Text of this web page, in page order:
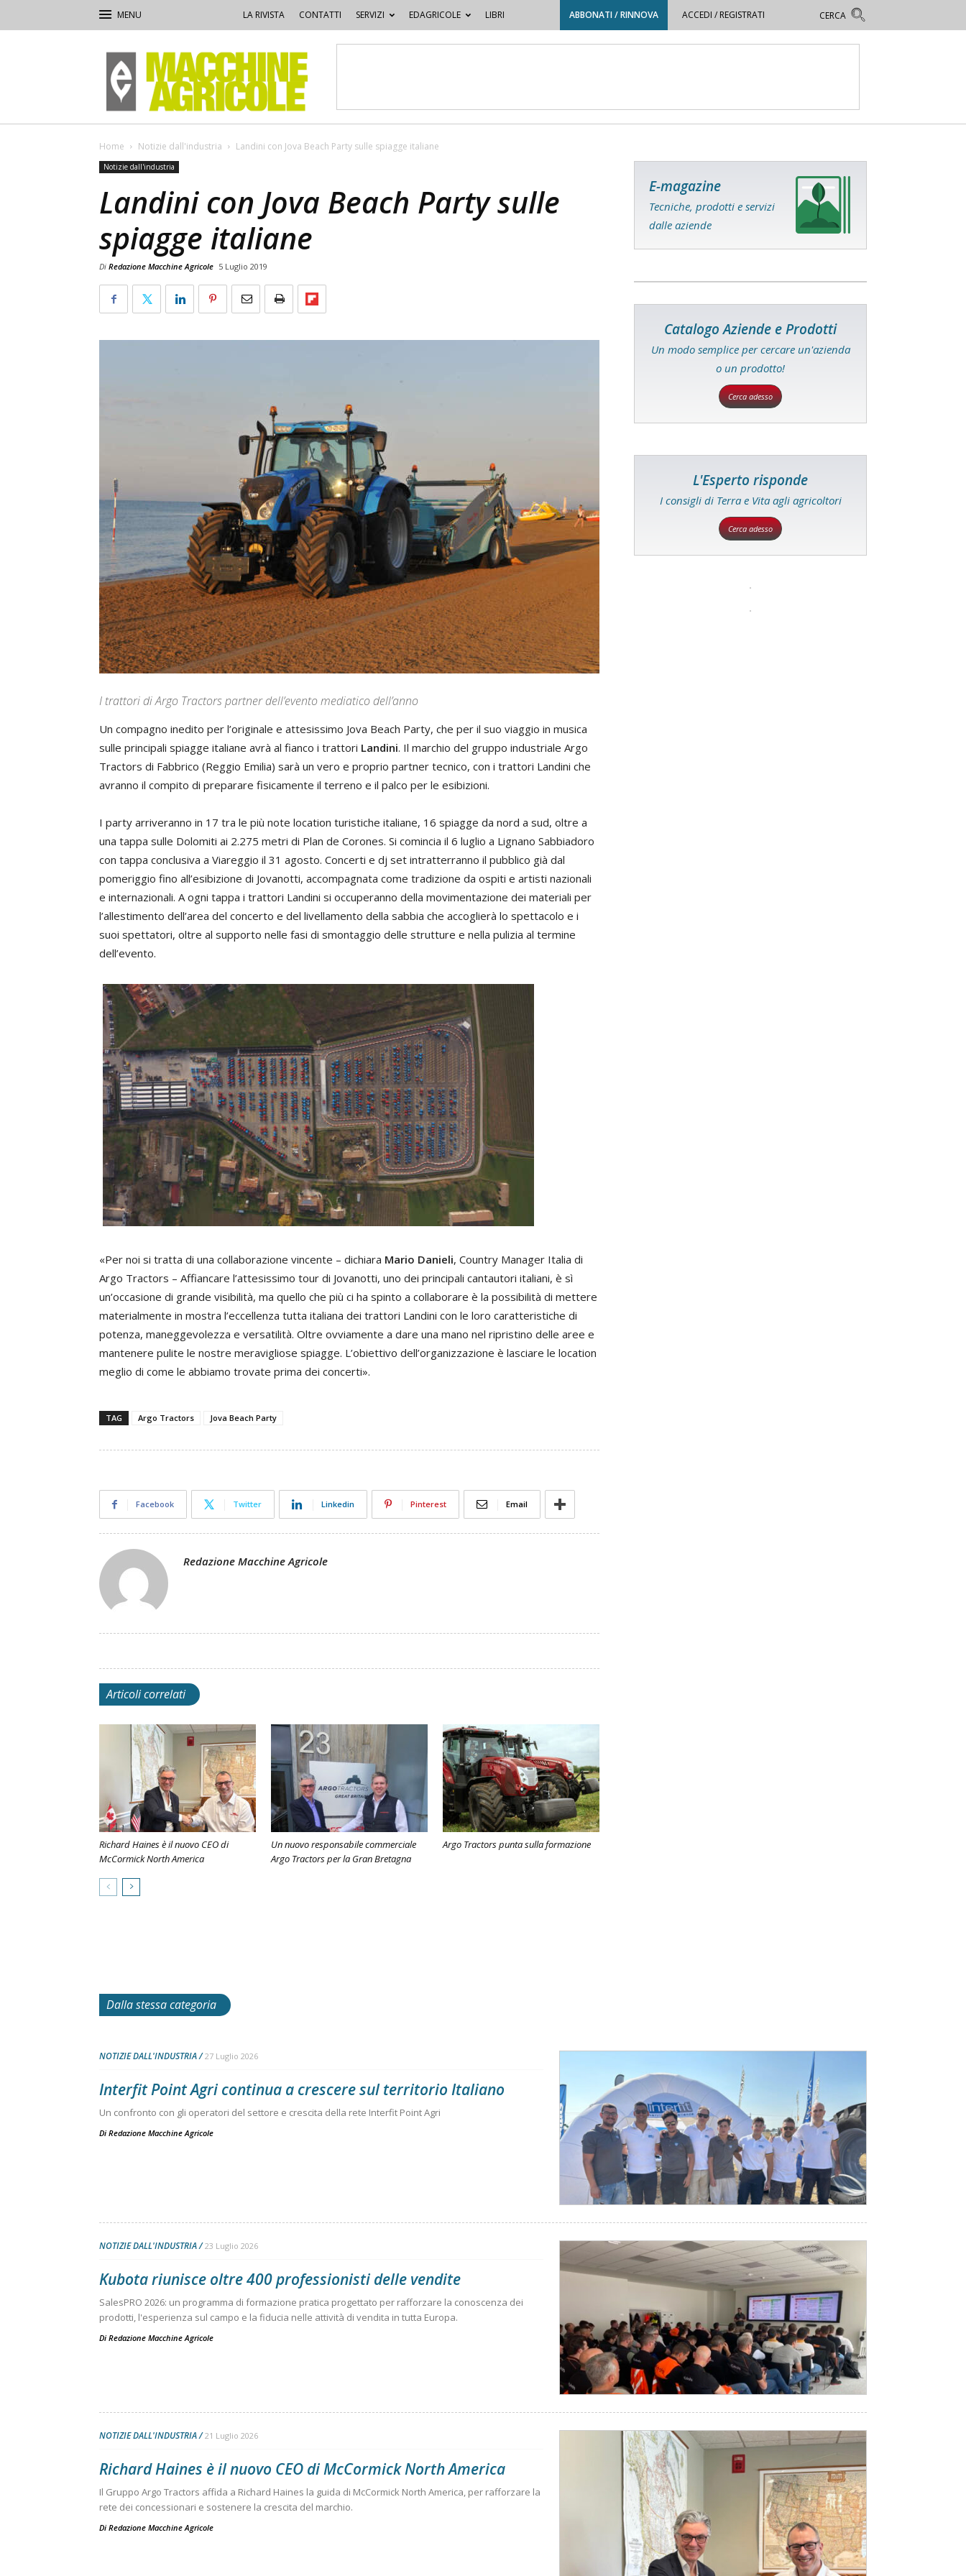
LA RIVISTA CONTATTI SERVIZI EDAGRICOLE LIBRI ABBONATI / RINNOVA ACCEDI / REGISTRATI
Macchine
Agricole
Home Notizie dall'industria Landini con Jova Beach Party sulle spiagge italiane
Notizie dall'industria
Landini con Jova Beach Party sulle
spiagge italiane
Di Redazione Macchine Agricole 5 Luglio 2019
I trattori di Argo Tractors partner dell’evento mediatico dell’anno
Un compagno inedito per l’originale e attesissimo Jova Beach Party, che per il suo viaggio in musica
sulle principali spiagge italiane avrà al fianco i trattori Landini. Il marchio del gruppo industriale Argo
Tractors di Fabbrico (Reggio Emilia) sarà un vero e proprio partner tecnico, con i trattori Landini che
avranno il compito di preparare fisicamente il terreno e il palco per le esibizioni.
I party arriveranno in 17 tra le più note location turistiche italiane, 16 spiagge da nord a sud, oltre a
una tappa sulle Dolomiti ai 2.275 metri di Plan de Corones. Si comincia il 6 luglio a Lignano Sabbiadoro
con tappa conclusiva a Viareggio il 31 agosto. Concerti e dj set intratterranno il pubblico già dal
pomeriggio fino all’esibizione di Jovanotti, accompagnata come tradizione da ospiti e artisti nazionali
e internazionali. A ogni tappa i trattori Landini si occuperanno della movimentazione dei materiali per
l’allestimento dell’area del concerto e del livellamento della sabbia che accoglierà lo spettacolo e i
suoi spettatori, oltre al supporto nelle fasi di smontaggio delle strutture e nella pulizia al termine
dell’evento.
«Per noi si tratta di una collaborazione vincente – dichiara Mario Danieli, Country Manager Italia di
Argo Tractors – Affiancare l’attesissimo tour di Jovanotti, uno dei principali cantautori italiani, è sì
un’occasione di grande visibilità, ma quello che più ci ha spinto a collaborare è la possibilità di mettere
materialmente in mostra l’eccellenza tutta italiana dei trattori Landini con le loro caratteristiche di
potenza, maneggevolezza e versatilità. Oltre ovviamente a dare una mano nel ripristino delle aree e
mantenere pulite le nostre meravigliose spiagge. L’obiettivo dell’organizzazione è lasciare le location
meglio di come le abbiamo trovate prima dei concerti».
TAG Argo Tractors Jova Beach Party
Facebook Twitter Linkedin Pinterest Email
Redazione Macchine Agricole
Articoli correlati
Richard Haines è il nuovo CEO di
McCormick North America
Un nuovo responsabile commerciale
Argo Tractors per la Gran Bretagna
Argo Tractors punta sulla formazione
E-magazine
Tecniche, prodotti e servizi
dalle aziende
Catalogo Aziende e Prodotti
Un modo semplice per cercare un'azienda
o un prodotto!
Cerca adesso
L'Esperto risponde
I consigli di Terra e Vita agli agricoltori
Cerca adesso
Dalla stessa categoria
NOTIZIE DALL'INDUSTRIA 27 Luglio 2026
Interfit Point Agri continua a crescere sul territorio Italiano
Un confronto con gli operatori del settore e crescita della rete Interfit Point Agri
Di Redazione Macchine Agricole
NOTIZIE DALL'INDUSTRIA 23 Luglio 2026
Kubota riunisce oltre 400 professionisti delle vendite
SalesPRO 2026: un programma di formazione pratica progettato per rafforzare la conoscenza dei
prodotti, l'esperienza sul campo e la fiducia nelle attività di vendita in tutta Europa.
Di Redazione Macchine Agricole
NOTIZIE DALL'INDUSTRIA 21 Luglio 2026
Richard Haines è il nuovo CEO di McCormick North America
Il Gruppo Argo Tractors affida a Richard Haines la guida di McCormick North America, per rafforzare la
rete dei concessionari e sostenere la crescita del marchio.
Di Redazione Macchine Agricole